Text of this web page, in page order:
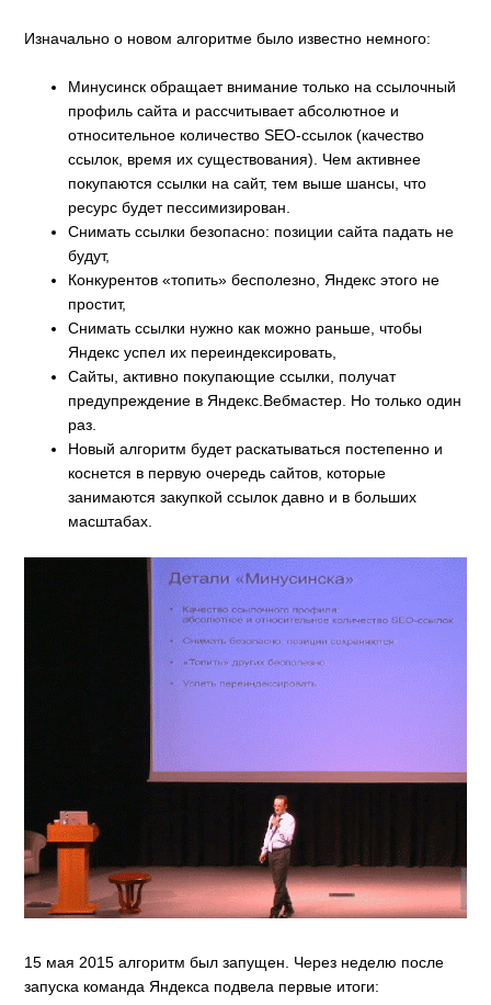
Изначально о новом алгоритме было известно немного:
Минусинск обращает внимание только на ссылочный
профиль сайта и рассчитывает абсолютное и
относительное количество SEO-ссылок (качество
ссылок, время их существования). Чем активнее
покупаются ссылки на сайт, тем выше шансы, что
ресурс будет пессимизирован.
Снимать ссылки безопасно: позиции сайта падать не
будут,
Конкурентов «топить» бесполезно, Яндекс этого не
простит,
Снимать ссылки нужно как можно раньше, чтобы
Яндекс успел их переиндексировать,
Сайты, активно покупающие ссылки, получат
предупреждение в Яндекс.Вебмастер. Но только один
раз.
Новый алгоритм будет раскатываться постепенно и
коснется в первую очередь сайтов, которые
занимаются закупкой ссылок давно и в больших
масштабах.
15 мая 2015 алгоритм был запущен. Через неделю после
запуска команда Яндекса подвела первые итоги: